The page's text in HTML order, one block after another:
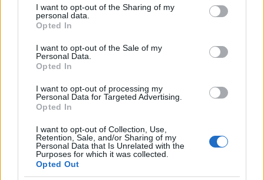
disclose it to other third parties.
Please note that this website/app uses one or more Google
services and may gather and store information including but
not limited to your visit or usage behaviour. You may click to
grant or deny consent to Google and its third-party tags to
consent section.
I want to opt-out of the Sharing of my
personal data.
Opted In
I want to opt-out of the Sale of my
Personal Data.
Opted In
I want to opt-out of processing my
Personal Data for Targeted Advertising.
Opted In
I want to opt-out of Collection, Use,
Retention, Sale, and/or Sharing of my
Personal Data that Is Unrelated with the
Purposes for which it was collected.
Opted Out
InvestirMag
Investieren24
UK
News Hub UK
Lgbtq News